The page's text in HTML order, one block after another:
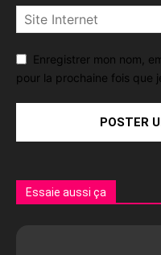
Enregistrer mon nom,
pour la prochaine fois que
Essaie aussi ça